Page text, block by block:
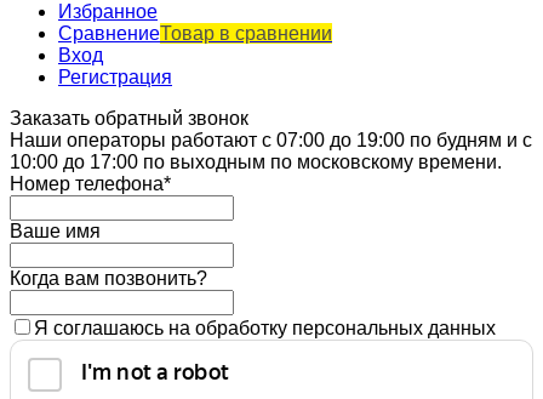
Избранное
СравнениеТовар в сравнении
Вход
Регистрация
Заказать обратный звонок
Наши операторы работают с 07:00 до 19:00 по будням и с
10:00 до 17:00 по выходным по московскому времени.
Номер телефона*
Ваше имя
Когда вам позвонить?
Я соглашаюсь на обработку персональных данных